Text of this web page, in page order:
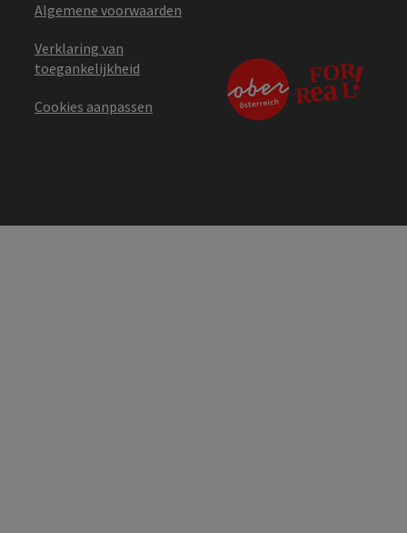
Algemene voorwaarden
Verklaring van
toegankelijkheid
Cookies aanpassen